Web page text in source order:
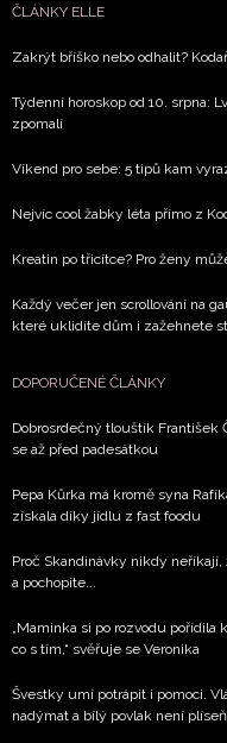
ČLÁNKY ELLE
Zakrýt bříško nebo odhalit?
Týdenní horoskop od 10. srpna:
zpomalí
Víkend pro sebe: 5 tipů kam
Nejvíc cool žabky léta přímo z
Kreatin po třicítce? Pro ženy
Každý večer jen scrollování na
které uklidíte dům i zažehnete
DOPORUČENÉ ČLÁNKY
Dobrosrdečný tlouštík František
se až před padesátkou
Pepa Kůrka má kromě syna
získala díky jídlu z fast foodu
Proč Skandinávky nikdy
a pochopíte...
„Maminka si po rozvodu pořídila
co s tím,“ svěřuje se Veronika
Švestky umí potrápit i pomoci.
nadýmat a bílý povlak není